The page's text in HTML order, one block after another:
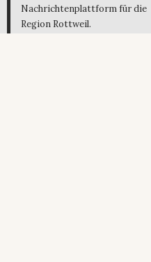
Nachrichtenplattform für die
Region Rottweil.